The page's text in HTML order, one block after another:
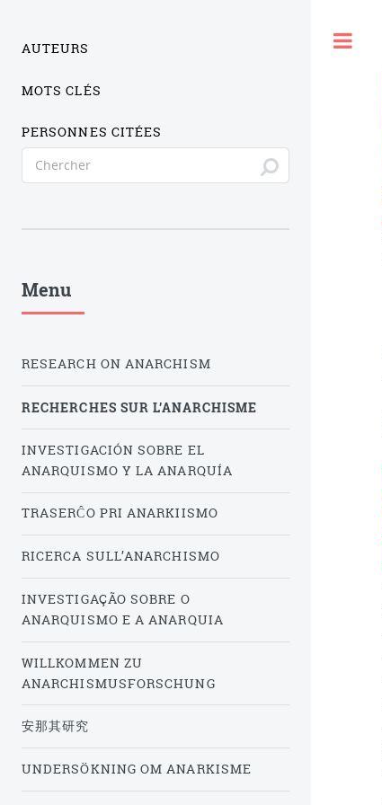
AUTEURS
MOTS CLÉS
PERSONNES CITÉES
Menu
RESEARCH ON ANARCHISM
RECHERCHES SUR L’ANARCHISME
INVESTIGACIÓN SOBRE EL
ANARQUISMO Y LA ANARQUÍA
TRASERĈO PRI ANARKIISMO
RICERCA SULL’ANARCHISMO
INVESTIGAÇÃO SOBRE O
ANARQUISMO E A ANARQUIA
WILLKOMMEN ZU
ANARCHISMUSFORSCHUNG
安那其研究
UNDERSÖKNING OM ANARKISME